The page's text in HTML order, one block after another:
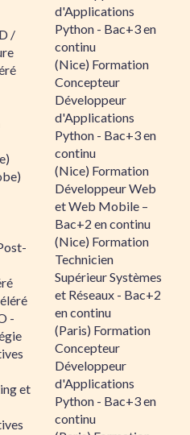
/
-
et
d'Applications
Python - Bac+3 en
continu
(Nice) Formation
Concepteur
Développeur
d'Applications
Python - Bac+3 en
continu
(Nice) Formation
Développeur Web
et Web Mobile –
Bac+2 en continu
(Nice) Formation
Technicien
Supérieur Systèmes
et Réseaux - Bac+2
en continu
(Paris) Formation
Concepteur
Développeur
d'Applications
Python - Bac+3 en
continu